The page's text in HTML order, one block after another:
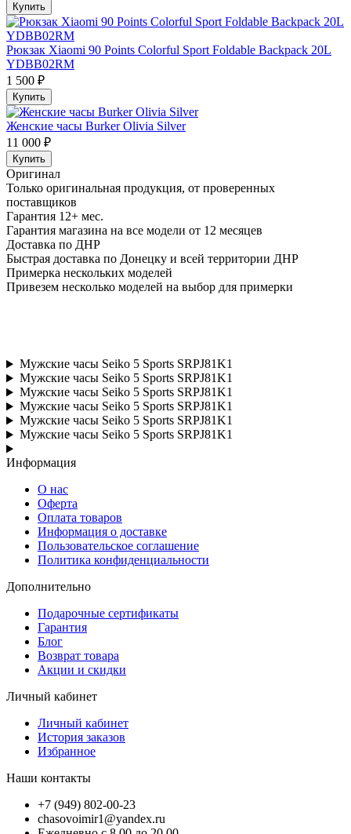
Купить
Рюкзак Xiaomi 90 Points Colorful Sport Foldable Backpack 20L
YDBB02RM
1 500 ₽
Купить
Женские часы Burker Olivia Silver
11 000 ₽
Купить
Оригинал
Только оригинальная продукция, от проверенных
поставщиков
Гарантия 12+ мес.
Гарантия магазина на все модели от 12 месяцев
Доставка по ДНР
Быстрая доставка по Донецку и всей территории ДНР
Примерка нескольких моделей
Привезем несколько моделей на выбор для примерки
Мужские часы Seiko 5 Sports SRPJ81K1
Мужские часы Seiko 5 Sports SRPJ81K1
Мужские часы Seiko 5 Sports SRPJ81K1
Мужские часы Seiko 5 Sports SRPJ81K1
Мужские часы Seiko 5 Sports SRPJ81K1
Мужские часы Seiko 5 Sports SRPJ81K1
Информация
О нас
Оферта
Оплата товаров
Информация о доставке
Пользовательское соглашение
Политика конфиденциальности
Дополнительно
Подарочные сертификаты
Гарантия
Блог
Возврат товара
Акции и скидки
Личный кабинет
Личный кабинет
История заказов
Избранное
Наши контакты
+7 (949) 802-00-23
chasovoimir1@yandex.ru